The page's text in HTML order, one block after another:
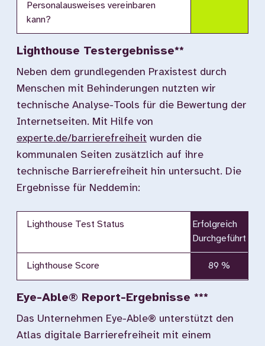
Personalausweises vereinbaren
kann?
Lighthouse Testergebnisse**
Neben dem grundlegenden Praxistest durch
Menschen mit Behinderungen nutzten wir
technische Analyse-Tools für die Bewertung der
Internetseiten. Mit Hilfe von
experte.de/barrierefreiheit wurden die
kommunalen Seiten zusätzlich auf ihre
technische Barrierefreiheit hin untersucht. Die
Ergebnisse für Neddemin:
Lighthouse Test Status
Erfolgreich
Durchgeführt
Lighthouse Score 89 %
Eye-Able® Report-Ergebnisse ***
Das Unternehmen Eye-Able® unterstützt den
Atlas digitale Barrierefreiheit mit einem